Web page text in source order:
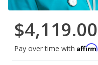
$4,119.00
Pay over time with Affirm